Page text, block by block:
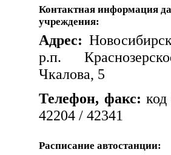
Контактная информация
учреждения:
Адрес:
р.п.
Чкалова, 5
Телефон, факс:
42204 / 42341
Расписание автостанции: